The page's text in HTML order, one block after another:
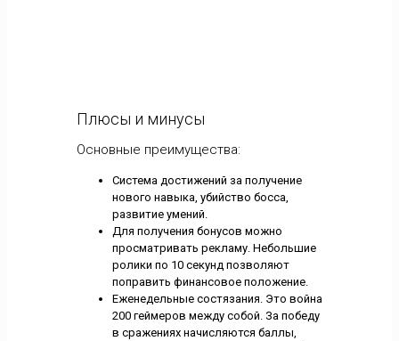
Плюсы и минусы
Основные преимущества:
Система достижений за получение
нового навыка, убийство босса,
развитие умений.
Для получения бонусов можно
просматривать рекламу. Небольшие
ролики по 10 секунд позволяют
поправить финансовое положение.
Еженедельные состязания. Это война
200 геймеров между собой. За победу
в сражениях начисляются баллы,